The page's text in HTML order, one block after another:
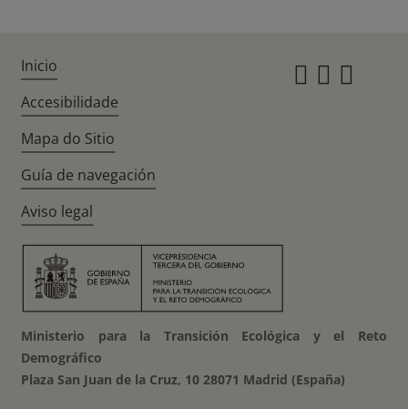
Inicio
Accesibilidade
Mapa do Sitio
Guía de navegación
Aviso legal
Ministerio para la Transición Ecológica y el Reto
Demográfico
Plaza San Juan de la Cruz, 10 28071 Madrid (España)